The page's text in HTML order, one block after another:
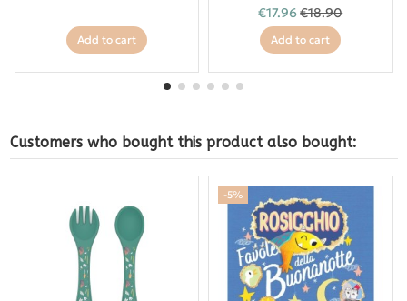
Add to cart
€17.96€18.90
Add to cart
Customers who bought this product also bought:
-5%